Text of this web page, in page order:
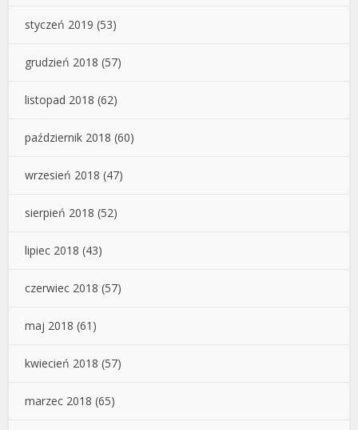
styczeń 2019 (53)
grudzień 2018 (57)
listopad 2018 (62)
październik 2018 (60)
wrzesień 2018 (47)
sierpień 2018 (52)
lipiec 2018 (43)
czerwiec 2018 (57)
maj 2018 (61)
kwiecień 2018 (57)
marzec 2018 (65)